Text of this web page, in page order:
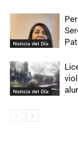
Noticia del Día
Noticia del Día